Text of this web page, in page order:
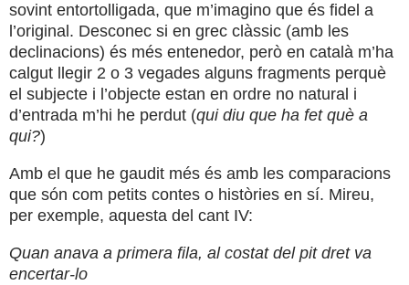
sovint entortolligada, que m’imagino que és fidel a
l’original. Desconec si en grec clàssic (amb les
declinacions) és més entenedor, però en català m’ha
calgut llegir 2 o 3 vegades alguns fragments perquè
el subjecte i l’objecte estan en ordre no natural i
d’entrada m’hi he perdut (qui diu que ha fet què a
qui?)
Amb el que he gaudit més és amb les comparacions
que són com petits contes o històries en sí. Mireu,
per exemple, aquesta del cant IV:
Quan anava a primera fila, al costat del pit dret va
encertar-lo